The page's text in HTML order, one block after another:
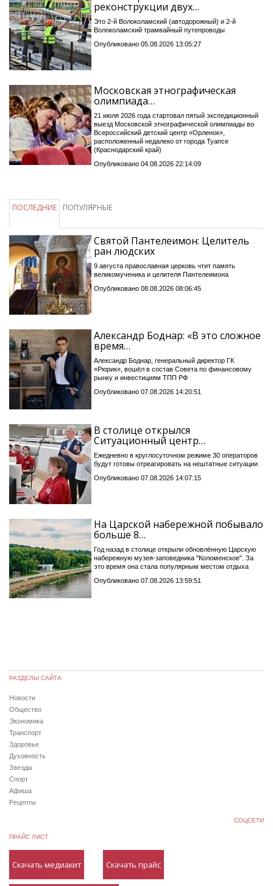
реконструкции двух…
Это 2-й Волоколамский (автодорожный) и 2-й
Волоколамский трамвайный путепроводы
Опубликовано 05.08.2026 13:05:27
Московская этнографическая
олимпиада…
21 июля 2026 года стартовал пятый экспедиционный
выезд Московской этнографической олимпиады во
Всероссийский детский центр «Орленок»,
расположенный недалеко от города Туапсе
(Краснодарский край)
Опубликовано 04.08.2026 22:14:09
ПОСЛЕДНИЕ ПОПУЛЯРНЫЕ
Святой Пантелеимон: Целитель
ран людских
9 августа православная церковь чтит память
великомученика и целителя Пантелеимона
Опубликовано 08.08.2026 08:06:45
Александр Боднар: «В это сложное
время…
Александр Боднар, генеральный директор ГК
«Рюрик», вошёл в состав Совета по финансовому
рынку и инвестициям ТПП РФ
Опубликовано 07.08.2026 14:20:51
В столице открылся
Ситуационный центр…
Ежедневно в круглосуточном режиме 30 операторов
будут готовы отреагировать на нештатные ситуации
Опубликовано 07.08.2026 14:07:15
На Царской набережной побывало
больше 8…
Год назад в столице открыли обновлённую Царскую
набережную музея-заповедника "Коломенское". За
это время она стала популярным местом отдыха
Опубликовано 07.08.2026 13:59:51
РАЗДЕЛЫ САЙТА
Новости
Общество
Экономика
Транспорт
Здоровье
Духовность
Звезды
Спорт
Афиша
Рецепты
СОЦСЕТИ
ПРАЙС ЛИСТ
Скачать медиакит Скачать прайс